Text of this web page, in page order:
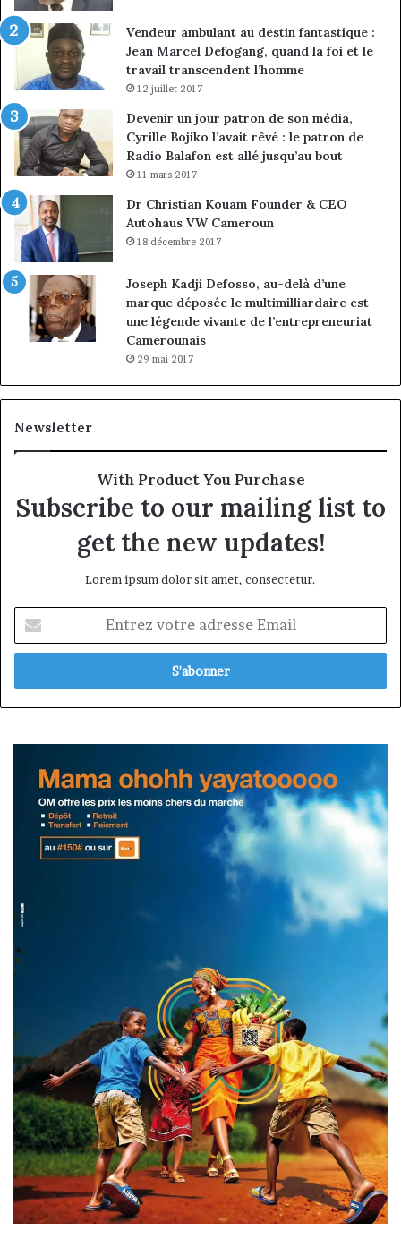
Vendeur ambulant au destin fantastique :
Jean Marcel Defogang, quand la foi et le
travail transcendent l’homme
12 juillet 2017
Devenir un jour patron de son média,
Cyrille Bojiko l’avait rêvé : le patron de
Radio Balafon est allé jusqu’au bout
11 mars 2017
Dr Christian Kouam Founder & CEO
Autohaus VW Cameroun
18 décembre 2017
Joseph Kadji Defosso, au-delà d’une
marque déposée le multimilliardaire est
une légende vivante de l’entrepreneuriat
Camerounais
29 mai 2017
Newsletter
With Product You Purchase
Subscribe to our mailing list to
get the new updates!
Lorem ipsum dolor sit amet, consectetur.
votre
adresse